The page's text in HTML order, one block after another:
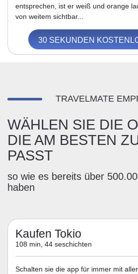
entsprechen, ist er weiß und orange
von weitem sichtbar...
30 SEKUNDEN
TRAVELMATE
WÄHLEN SIE DIE
DIE AM BESTEN
PASST
so wie es bereits über
haben
Kaufen Tokio
108 min, 44 seschichten
Schalten sie die app für immer mit